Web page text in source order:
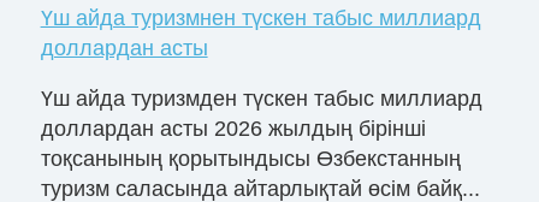
Үш айда туризмнен түскен табыс миллиард
доллардан асты
Үш айда туризмден түскен табыс миллиард
доллардан асты 2026 жылдың бірінші
тоқсанының қорытындысы Өзбекстанның
туризм саласында айтарлықтай өсім байқ...